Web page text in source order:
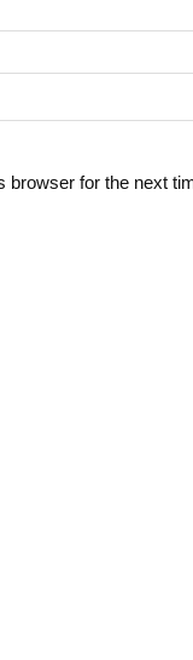
browser for the next